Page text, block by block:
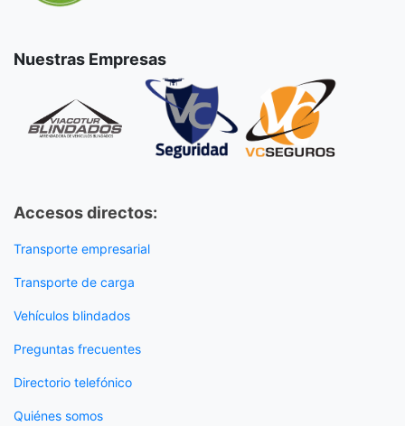
Nuestras Empresas
Accesos directos:
Transporte empresarial
Transporte de carga
Vehículos blindados
Preguntas frecuentes
Directorio telefónico
Quiénes somos